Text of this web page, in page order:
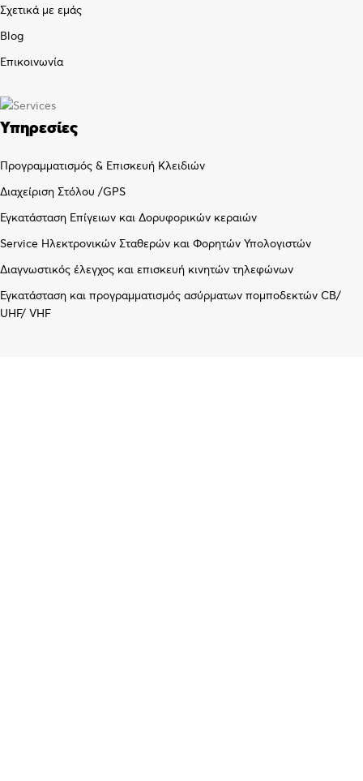
Σχετικά με εμάς
Blog
Επικοινωνία
Υπηρεσίες
Προγραμματισμός & Επισκευή Κλειδιών
Διαχείριση Στόλου /GPS
Εγκατάσταση Επίγειων και Δορυφορικών κεραιών
Service Ηλεκτρονικών Σταθερών και Φορητών Υπολογιστών
Διαγνωστικός έλεγχος και επισκευή κινητών τηλεφώνων
Εγκατάσταση και προγραμματισμός ασύρματων πομποδεκτών CB/
UHF/ VHF